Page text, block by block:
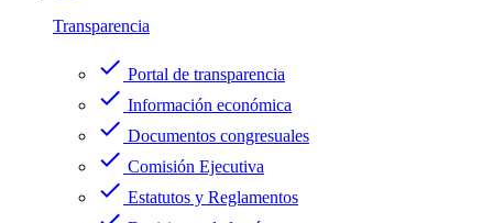
Transparencia
check Portal de transparencia
check Información económica
check Documentos congresuales
check Comisión Ejecutiva
check Estatutos y Reglamentos